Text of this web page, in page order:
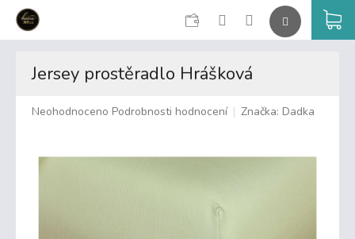
obsah
CZK
Jersey prostěradlo Hrášková
Průměrné
je
0,0
Neohodnoceno Podrobnosti hodnocení Značka: Dadka